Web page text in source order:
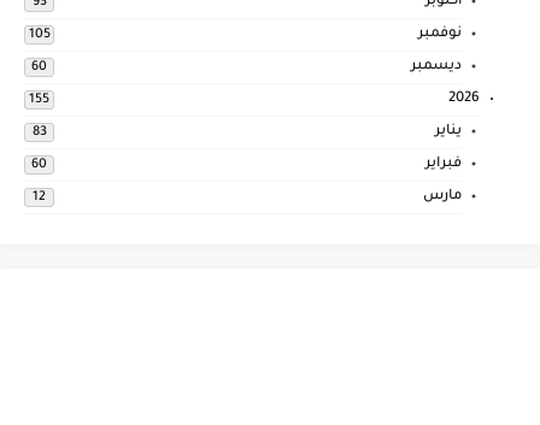
93
نوفمبر 105
ديسمبر 60
2026
155
يناير 83
فبراير 60
مارس 12